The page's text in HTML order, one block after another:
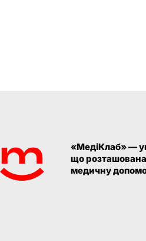
«МедіКлаб» —
що розташована
медичну